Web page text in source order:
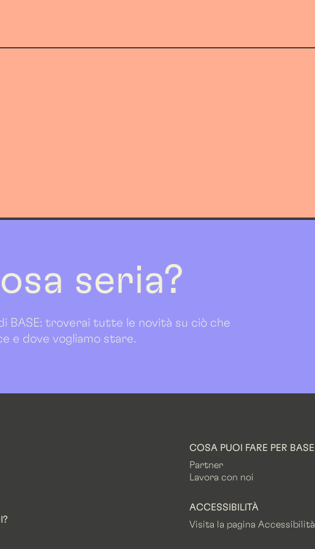
seria?
BASE: troverai tutte le novità su ciò che
e dove vogliamo stare.
COSA PUOI FARE PER BASE
Partner
Lavora con noi
ACCESSIBILITÀ
Visita la pagina Accessibilità